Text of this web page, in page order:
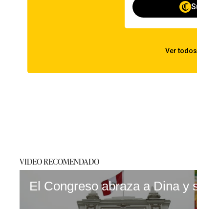
VIDEO RECOMENDADO